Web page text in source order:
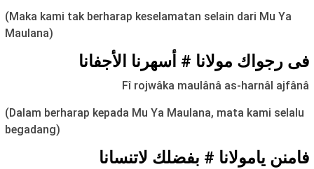
(Maka kami tak berharap keselamatan selain dari Mu Ya
Maulana)
فی رجواك مولانا # أسهرنا الأجفانا
Fî rojwâka maulânâ as-harnâl ajfânâ
(Dalam berharap kepada Mu Ya Maulana, mata kami selalu
begadang)
فامنن يامولانا # بفضلك لاتنسانا